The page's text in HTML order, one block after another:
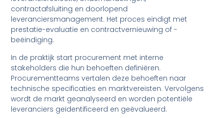
contractafsluiting en doorlopend
leveranciersmanagement. Het proces eindigt met
prestatie-evaluatie en contractvernieuwing of -
beëindiging.
In de praktijk start procurement met interne
stakeholders die hun behoeften definiëren.
Procurementteams vertalen deze behoeften naar
technische specificaties en marktvereisten. Vervolgens
wordt de markt geanalyseerd en worden potentiële
leveranciers geïdentificeerd en geëvalueerd.